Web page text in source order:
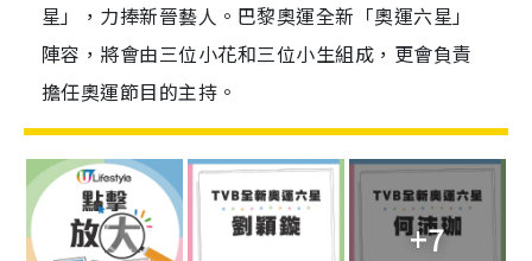
星」，力捧新晉藝人。巴黎奧運全新「奧運六星」
陣容，將會由三位小花和三位小生組成，更會負責
擔任奧運節目的主持。
+7